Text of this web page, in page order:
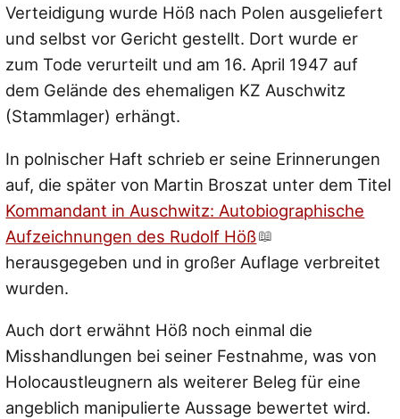
Verteidigung wurde Höß nach Polen ausgeliefert
und selbst vor Gericht gestellt. Dort wurde er
zum Tode verurteilt und am 16. April 1947 auf
dem Gelände des ehemaligen KZ Auschwitz
(Stammlager) erhängt.
In polnischer Haft schrieb er seine Erinnerungen
auf, die später von Martin Broszat unter dem Titel
Kommandant in Auschwitz: Autobiographische
Aufzeichnungen des Rudolf Höß
herausgegeben und in großer Auflage verbreitet
wurden.
Auch dort erwähnt Höß noch einmal die
Misshandlungen bei seiner Festnahme, was von
Holocaustleugnern als weiterer Beleg für eine
angeblich manipulierte Aussage bewertet wird.